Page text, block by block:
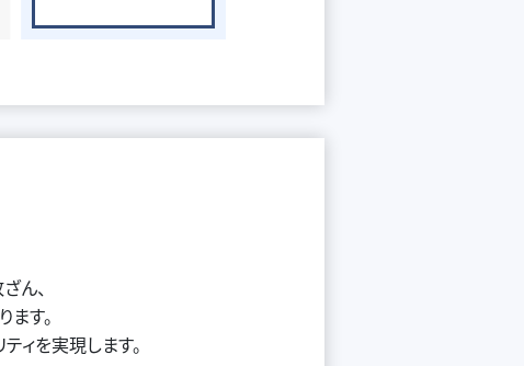
ん、
す。
ィを実現します。